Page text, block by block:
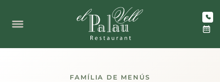
FAMÍLIA DE MENÚS